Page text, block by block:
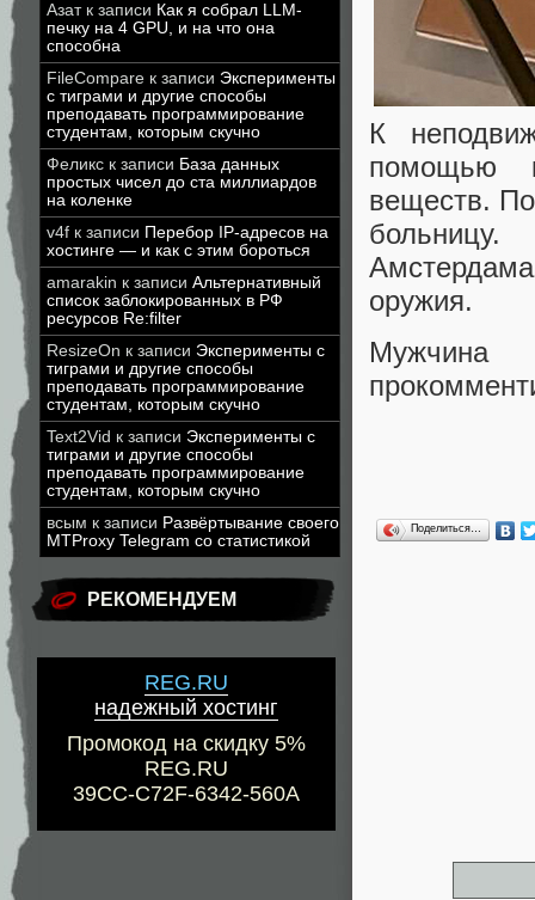
Азатк записи Как я собрал LLM-
печку на 4 GPU, и на что она
способна
FileCompare к записи Эксперименты
с тиграми и другие способы
преподавать программирование
студентам, которым скучно
Феликс к записи База данных
простых чисел до ста миллиардов
на коленке
v4f к записи Перебор IP-адресов на
хостинге — и как с этим бороться
amarakin к записи Альтернативный
список заблокированных в РФ
ресурсов Re:filter
ResizeOn к записи Эксперименты с
тиграми и другие способы
преподавать программирование
студентам, которым скучно
Text2Vid к записи Эксперименты с
тиграми и другие способы
преподавать программирование
студентам, которым скучно
всым к записи Развёртывание своего
MTProxy Telegram со статистикой
РЕКОМЕНДУЕМ
REG.RU
надежный хостинг
Промокод на скидку 5%
REG.RU
39CC-C72F-6342-560A
К
помощью
веществ.
оружия.
Поделиться…